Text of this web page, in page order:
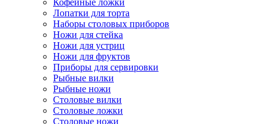
Лопатки для торта
Наборы столовых приборов
Ножи для стейка
Ножи для устриц
Ножи для фруктов
Приборы для сервировки
Рыбные вилки
Рыбные ножи
Столовые вилки
Столовые ложки
Столовые ножи